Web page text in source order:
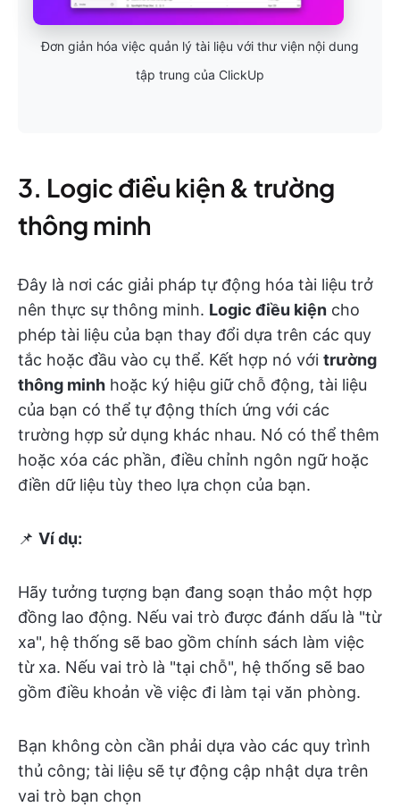
Đơn giản hóa việc quản lý tài liệu với thư viện nội dung
tập trung của ClickUp
3. Logic điều kiện & trường
thông minh
Đây là nơi các giải pháp tự động hóa tài liệu trở
nên thực sự thông minh. Logic điều kiện cho
phép tài liệu của bạn thay đổi dựa trên các quy
tắc hoặc đầu vào cụ thể. Kết hợp nó với trường
thông minh hoặc ký hiệu giữ chỗ động, tài liệu
của bạn có thể tự động thích ứng với các
trường hợp sử dụng khác nhau. Nó có thể thêm
hoặc xóa các phần, điều chỉnh ngôn ngữ hoặc
điền dữ liệu tùy theo lựa chọn của bạn.
📌 Ví dụ:
Hãy tưởng tượng bạn đang soạn thảo một hợp
đồng lao động. Nếu vai trò được đánh dấu là "từ
xa", hệ thống sẽ bao gồm chính sách làm việc
từ xa. Nếu vai trò là "tại chỗ", hệ thống sẽ bao
gồm điều khoản về việc đi làm tại văn phòng.
Bạn không còn cần phải dựa vào các quy trình
thủ công; tài liệu sẽ tự động cập nhật dựa trên
vai trò bạn chọn